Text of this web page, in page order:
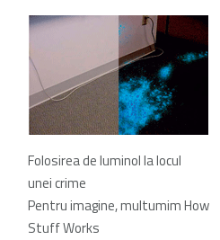
Folosirea de luminol la locul
unei crime
Pentru imagine, multumim How
Stuff Works